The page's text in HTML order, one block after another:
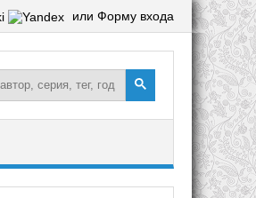
или Форму входа